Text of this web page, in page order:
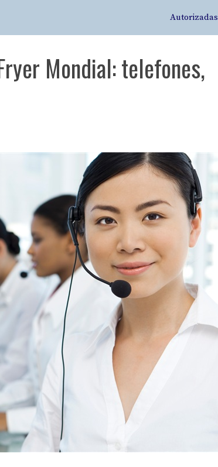
Autorizadas
Mondial: telefones,